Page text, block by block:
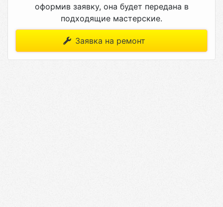
оформив заявку, она будет передана в
подходящие мастерские.
Заявка на ремонт